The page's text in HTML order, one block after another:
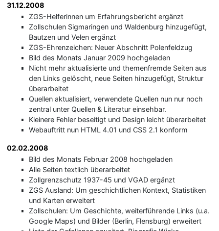
31.12.2008
ZGS-Helferinnen um Erfahrungsbericht ergänzt
Zollschulen Sigmaringen und Waldenburg hinzugefügt,
Bautzen und Velen ergänzt
ZGS-Ehrenzeichen: Neuer Abschnitt Polenfeldzug
Bild des Monats Januar 2009 hochgeladen
Nicht mehr aktualisierte und themenfremde Seiten aus
den Links gelöscht, neue Seiten hinzugefügt, Struktur
überarbeitet
Quellen aktualisiert, verwendete Quellen nun nur noch
zentral unter Quellen & Literatur einsehbar.
Kleinere Fehler beseitigt und Design leicht überarbeitet
Webauftritt nun HTML 4.01 und CSS 2.1 konform
02.02.2008
Bild des Monats Februar 2008 hochgeladen
Alle Seiten textlich überarbeitet
Zollgrenzschutz 1937-45 und VGAD ergänzt
ZGS Ausland: Um geschichtlichen Kontext, Statistiken
und Karten erweitert
Zollschulen: Um Geschichte, weiterführende Links (u.a.
Google Maps) und Bilder (Berlin, Flensburg) erweitert